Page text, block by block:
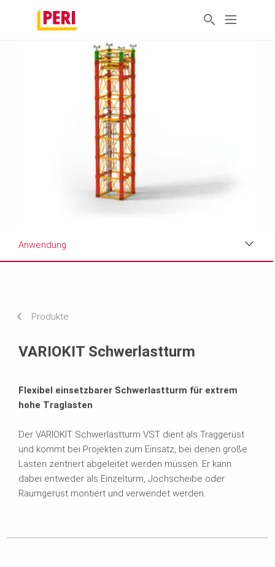
Anwendung
Produkte
VARIOKIT Schwerlastturm
Flexibel einsetzbarer Schwerlastturm für extrem
hohe Traglasten
Der VARIOKIT Schwerlastturm VST dient als Traggerüst
und kommt bei Projekten zum Einsatz, bei denen große
Lasten zentriert abgeleitet werden müssen. Er kann
dabei entweder als Einzelturm, Jochscheibe oder
Raumgerüst montiert und verwendet werden.